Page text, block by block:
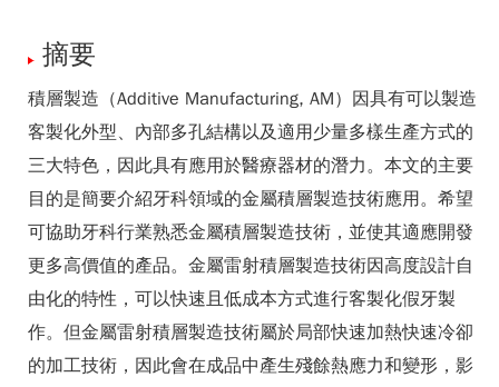
摘要
積層製造（Additive Manufacturing, AM）因具有可以製造
客製化外型、內部多孔結構以及適用少量多樣生產方式的
三大特色，因此具有應用於醫療器材的潛力。本文的主要
目的是簡要介紹牙科領域的金屬積層製造技術應用。希望
可協助牙科行業熟悉金屬積層製造技術，並使其適應開發
更多高價值的產品。金屬雷射積層製造技術因高度設計自
由化的特性，可以快速且低成本方式進行客製化假牙製
作。但金屬雷射積層製造技術屬於局部快速加熱快速冷卻
的加工技術，因此會在成品中產生殘餘熱應力和變形，影